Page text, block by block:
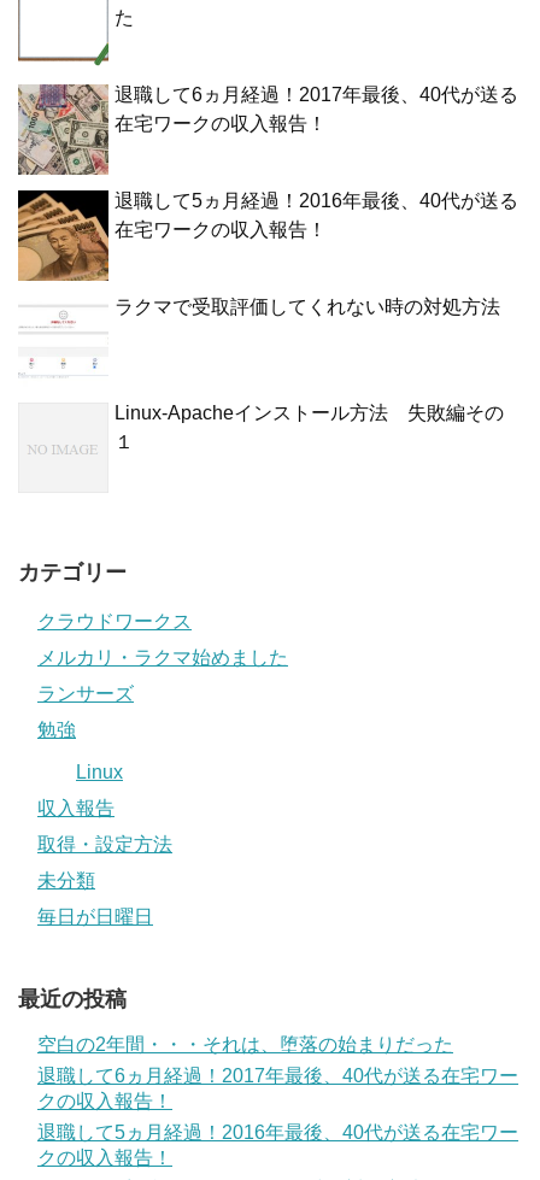
た
退職して6ヵ月経過！2017年最後、40代が送る
在宅ワークの収入報告！
退職して5ヵ月経過！2016年最後、40代が送る
在宅ワークの収入報告！
ラクマで受取評価してくれない時の対処方法
Linux-Apacheインストール方法 失敗編その
１
カテゴリー
クラウドワークス
メルカリ・ラクマ始めました
ランサーズ
勉強
Linux
収入報告
取得・設定方法
未分類
毎日が日曜日
最近の投稿
空白の2年間・・・それは、堕落の始まりだった
退職して6ヵ月経過！2017年最後、40代が送る在宅ワー
クの収入報告！
退職して5ヵ月経過！2016年最後、40代が送る在宅ワー
クの収入報告！